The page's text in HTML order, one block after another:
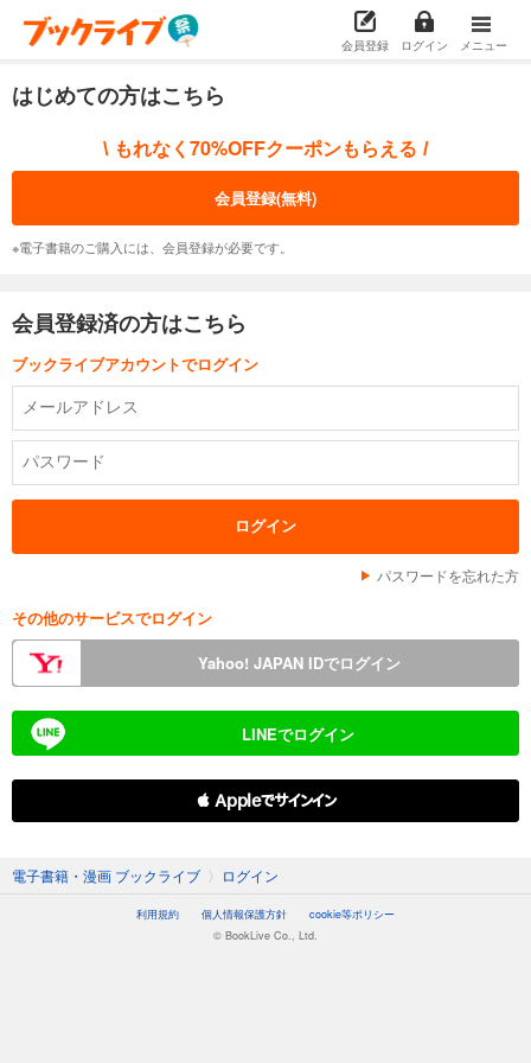
会員登録 ログイン メニュー
はじめての方はこちら
\ もれなく70%OFFクーポンもらえる /
会員登録(無料)
※電子書籍のご購入には、会員登録が必要です。
会員登録済の方はこちら
ブックライブアカウントでログイン
パスワードを忘れた方
その他のサービスでログイン
Yahoo! JAPAN IDでログイン
LINEでログイン
 Appleでサインイン
電子書籍・漫画 ブックライブ 〉 ログイン
利用規約 個人情報保護方針
cookie等ポリシー
© BookLive Co., Ltd.